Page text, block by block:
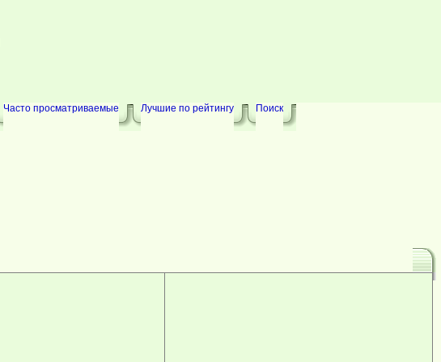
Часто просматриваемые Лучшие по рейтингу Поиск